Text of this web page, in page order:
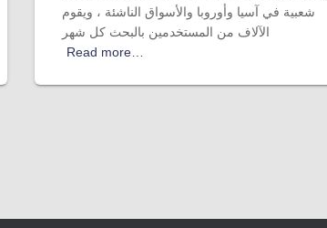
شعبية في آسيا وأوروبا والأسواق الناشئة ، ويقوم
الآلاف من المستخدمين بالبحث كل شهر
Read more…